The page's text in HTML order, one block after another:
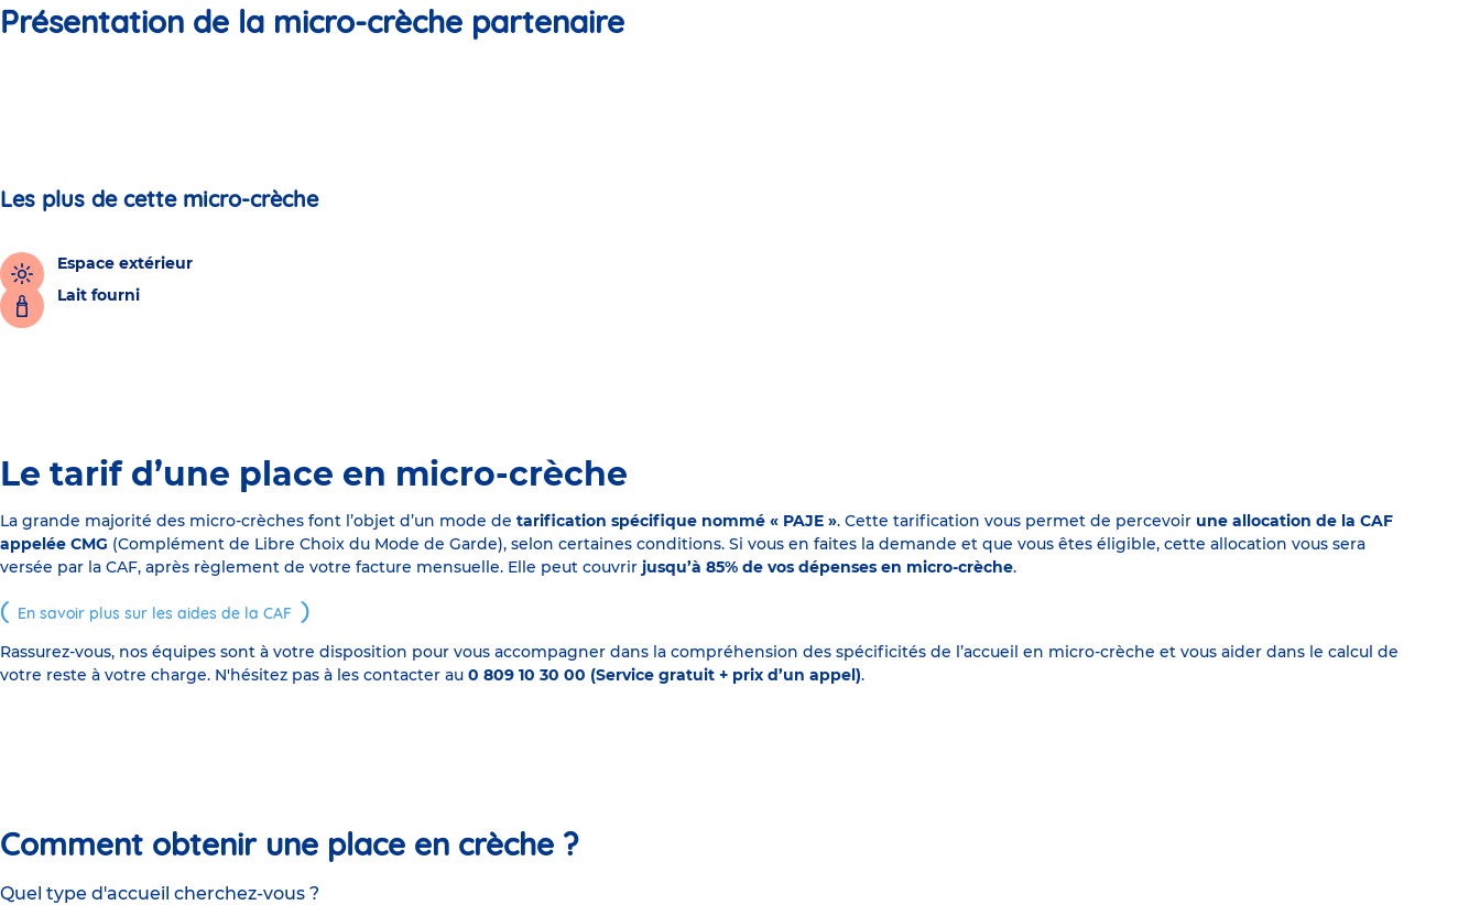
Présentation de la micro-crèche partenaire
Les plus de cette micro-crèche
Espace extérieur
Lait fourni
Le tarif d’une place en micro-crèche
La grande majorité des micro-crèches font l’objet d’un mode de tarification spécifique nommé « PAJE ». Cette tarification vous permet de percevoir une allocation de la CAF
appelée CMG (Complément de Libre Choix du Mode de Garde), selon certaines conditions. Si vous en faites la demande et que vous êtes éligible, cette allocation vous sera
versée par la CAF, après règlement de votre facture mensuelle. Elle peut couvrir jusqu’à 85% de vos dépenses en micro-crèche.
En savoir plus sur les aides de la CAF
Rassurez-vous, nos équipes sont à votre disposition pour vous accompagner dans la compréhension des spécificités de l’accueil en micro-crèche et vous aider dans le calcul de
votre reste à votre charge. N'hésitez pas à les contacter au 0 809 10 30 00 (Service gratuit + prix d’un appel).
Comment obtenir une place en crèche ?
Quel type d'accueil cherchez-vous ?